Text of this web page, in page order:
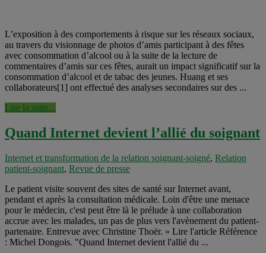
L’exposition à des comportements à risque sur les réseaux sociaux,
au travers du visionnage de photos d’amis participant à des fêtes
avec consommation d’alcool ou à la suite de la lecture de
commentaires d’amis sur ces fêtes, aurait un impact significatif sur la
consommation d’alcool et de tabac des jeunes. Huang et ses
collaborateurs[1] ont effectué des analyses secondaires sur des ...
Lire la suite...
Quand Internet devient l’allié du soignant
Internet et transformation de la relation soignant-soigné, Relation
patient-soignant, Revue de presse
Le patient visite souvent des sites de santé sur Internet avant,
pendant et après la consultation médicale. Loin d'être une menace
pour le médecin, c'est peut être là le prélude à une collaboration
accrue avec les malades, un pas de plus vers l'avènement du patient-
partenaire. Entrevue avec Christine Thoër. » Lire l'article Référence
: Michel Dongois. "Quand Internet devient l'allié du ...